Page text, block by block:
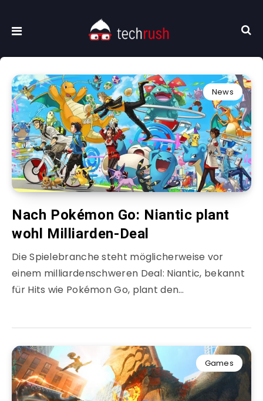
News
Nach Pokémon Go: Niantic plant
wohl Milliarden-Deal
Die Spielebranche steht möglicherweise vor
einem milliardenschweren Deal: Niantic, bekannt
für Hits wie Pokémon Go, plant den…
Games